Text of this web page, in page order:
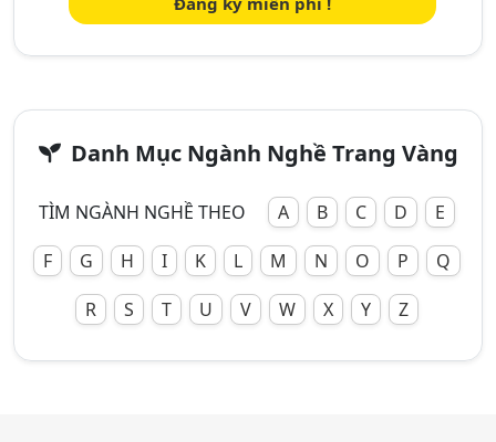
Danh Mục Ngành Nghề Trang Vàng
TÌM NGÀNH NGHỀ THEO A B C D
E
F
G H I K L M N O P
Q
R
S T U V W X Y Z